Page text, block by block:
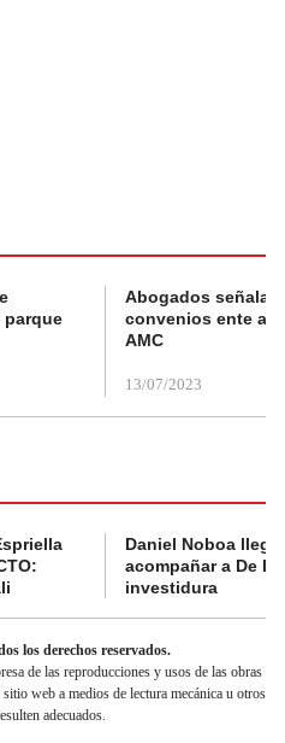
Abogados
convenios ente
AMC
13/07/2023
Daniel Noboa llega
acompañar a De la
investidura
los derechos reservados.
de las reproducciones y usos de las obras
web a medios de lectura mecánica u otros
adecuados.